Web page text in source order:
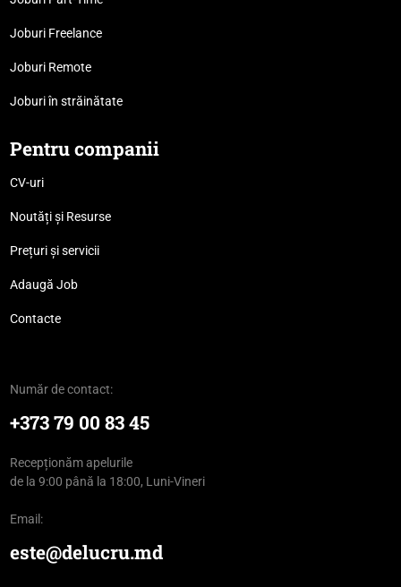
Joburi Freelance
Joburi Remote
Joburi în străinătate
Pentru companii
CV-uri
Noutăți și Resurse
Prețuri și servicii
Adaugă Job
Contacte
Număr de contact:
+373 79 00 83 45
Recepționăm apelurile
de la 9:00 până la 18:00, Luni-Vineri
Email:
este@delucru.md